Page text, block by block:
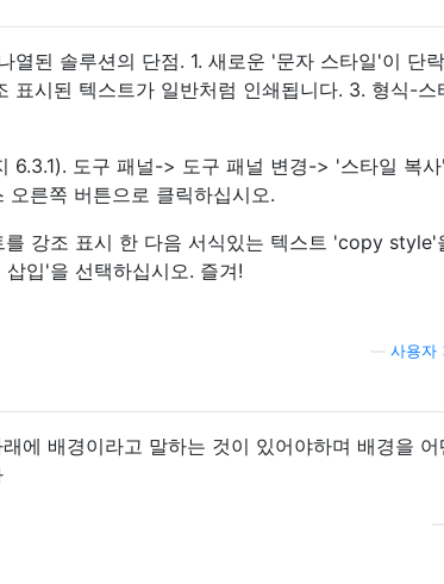
열된 솔루션의 단점. 1. 새로운 '문자 스타일'이 단
시된 텍스트가 일반처럼 인쇄됩니다. 3. 형식-스
6.3.1). 도구 패널-> 도구 패널 변경-> '스타일 복
른쪽 버튼으로 클릭하십시오.
강조 표시 한 다음 서식있는 텍스트 'copy style'
입'을 선택하십시오. 즐겨!
사용자
에 배경이라고 말하는 것이 있어야하며 배경을 어